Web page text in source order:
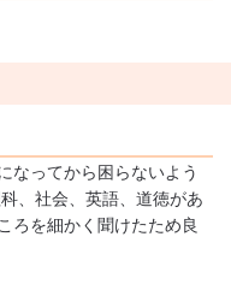
なってから困らないよう
、社会、英語、道徳があ
ろを細かく聞けたため良